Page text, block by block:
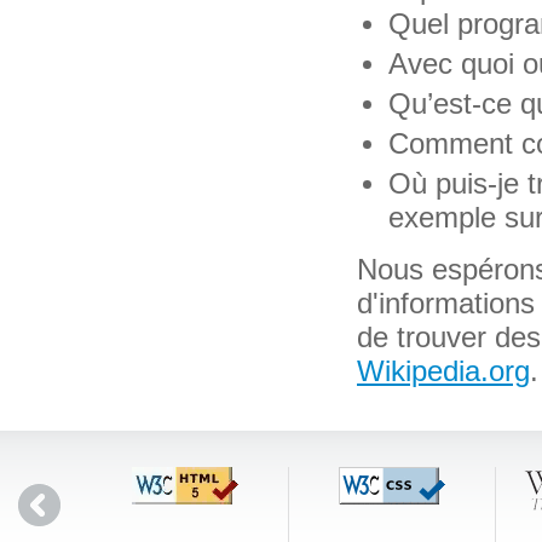
Quel
Avec quoi
Qu’est-ce
Comment
Où puis-je
exemple
Nous
de trouver
Wikipedia.org.